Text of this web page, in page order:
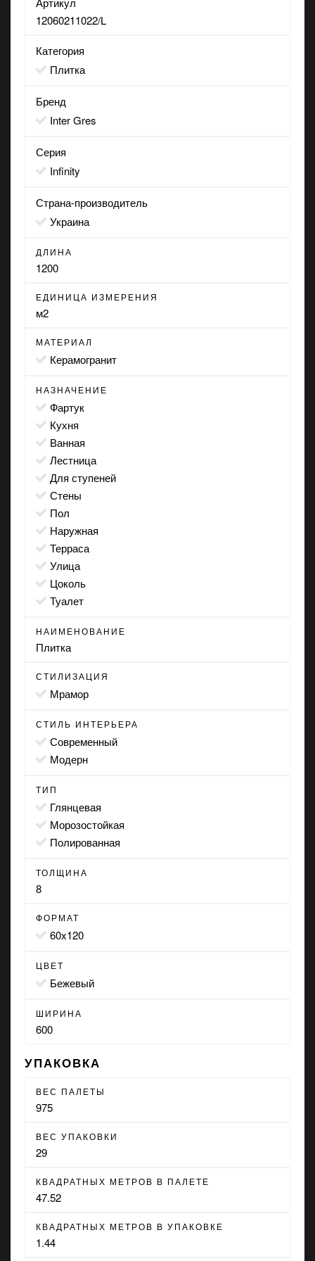
12060211022/L
Категория
Плитка
Бренд
Inter Gres
Серия
Infinity
Страна-производитель
Украина
ДЛИНА
1200
ЕДИНИЦА ИЗМЕРЕНИЯ
м2
МАТЕРИАЛ
Керамогранит
НАЗНАЧЕНИЕ
фартук
кухня
ванная
лестница
для ступеней
стены
пол
наружная
терраса
улица
цоколь
туалет
НАИМЕНОВАНИЕ
Плитка
СТИЛИЗАЦИЯ
мрамор
СТИЛЬ ИНТЕРЬЕРА
современный
модерн
ТИП
глянцевая
морозостойкая
полированная
ТОЛЩИНА
8
ФОРМАТ
60x120
ЦВЕТ
бежевый
ШИРИНА
600
УПАКОВКА
ВЕС ПАЛЕТЫ
975
ВЕС УПАКОВКИ
29
КВАДРАТНЫХ МЕТРОВ В ПАЛЕТЕ
47.52
КВАДРАТНЫХ МЕТРОВ В УПАКОВКЕ
1.44